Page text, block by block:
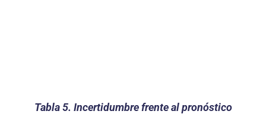
Tabla 5. Incertidumbre frente al pronóstico